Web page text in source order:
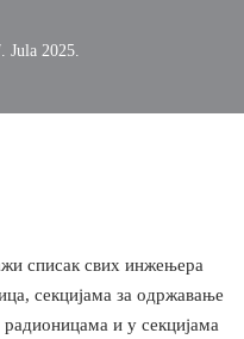
Jula 2025.
списак свих инжењера
секцијама за одржавање
и у секцијама